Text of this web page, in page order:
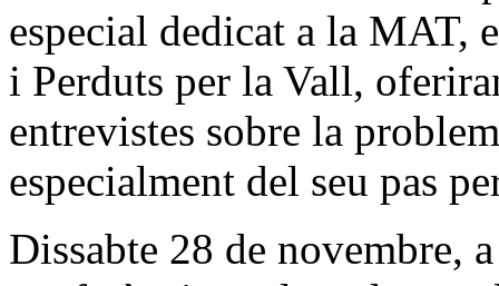
especial dedicat a la MAT,
i Perduts per la Vall,
entrevistes sobre la
especialment del seu pas
Dissabte 28 de novembre,